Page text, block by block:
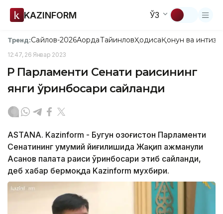
KAZINFORM ЎЗ
Тренд:Сайлов-2026АқордаТайинловҲодисаҚонун ва
12:47, 26 Январ 2023
ҚР Парламенти Сенати раисининг
янги ўринбосари сайланди
ASTANA. Kazinform - Бугун Қозоғистон Парламенти
Сенатининг умумий йиғилишида Жақип Қажманули
Асанов палата раиси ўринбосари этиб сайланди,
деб хабар бермоқда Kazinform мухбири.